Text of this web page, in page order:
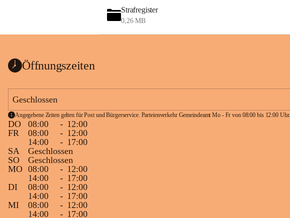
Strafregister
0,26 MB
Öffnungszeiten
Geschlossen
Angegebene Zeiten gelten für Post und Bürgerservice. Parteienverkehr Gemeindeamt Mo - Fr von 08:00 bis 12:00 Uhr.
DO 08:00 - 12:00
FR
08:00 - 12:00
14:00
- 17:00
SA
Geschlossen
SO
Geschlossen
MO 08:00 - 12:00
14:00
- 17:00
DI
08:00 - 12:00
14:00
- 17:00
MI
08:00 - 12:00
14:00
- 17:00